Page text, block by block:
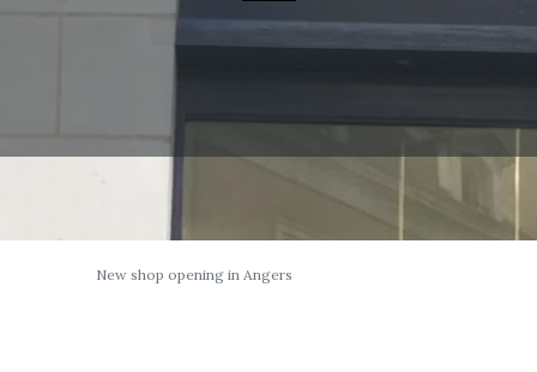
New shop opening in Angers